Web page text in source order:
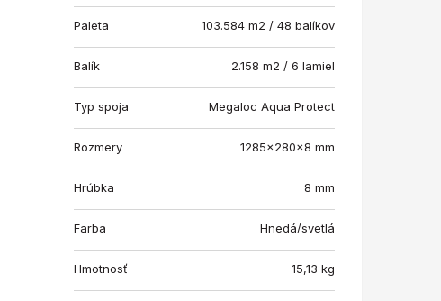
Paleta 103.584 m2 / 48 balíkov
Balík 2.158 m2 / 6 lamiel
Typ spoja Megaloc Aqua Protect
Rozmery 1285x280x8 mm
Hrúbka 8 mm
Farba Hnedá/svetlá
Hmotnosť 15,13 kg